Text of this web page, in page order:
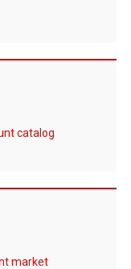
catalog
market